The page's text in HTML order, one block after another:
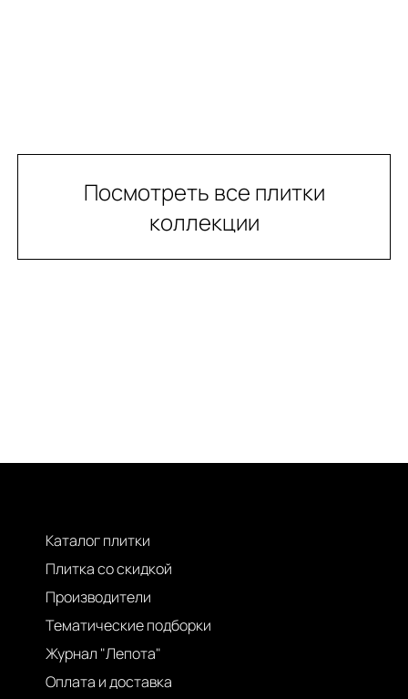
Посмотреть все плитки
коллекции
Каталог плитки
Плитка со скидкой
Производители
Тематические подборки
Журнал "Лепота"
Оплата и доставка